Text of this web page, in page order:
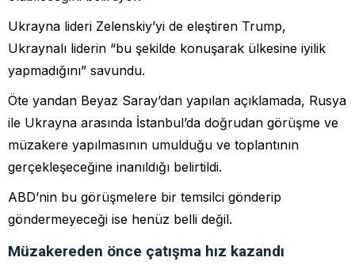
Ukrayna lideri Zelenskiy’yi de eleştiren Trump,
Ukraynalı liderin “bu şekilde konuşarak ülkesine iyilik
yapmadığını” savundu.
Öte yandan Beyaz Saray’dan yapılan açıklamada, Rusya
ile Ukrayna arasında İstanbul’da doğrudan görüşme ve
müzakere yapılmasının umulduğu ve toplantının
gerçekleşeceğine inanıldığı belirtildi.
ABD’nin bu görüşmelere bir temsilci gönderip
göndermeyeceği ise henüz belli değil.
Müzakereden önce çatışma hız kazandı